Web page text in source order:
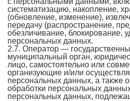
систематизацию, накопление,
(обновление, изменение),
передачу (распространение,
обезличивание, блокирование,
персональных данных.
2.7. Оператор —
муниципальный орган,
лицо, самостоятельно или
организующие и/или
персональных данных, а также
обработки персональных
персональных данных,